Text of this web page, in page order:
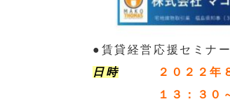
●賃貸経営応援セミナ
日時 ２０２２年８
１３：３０～１